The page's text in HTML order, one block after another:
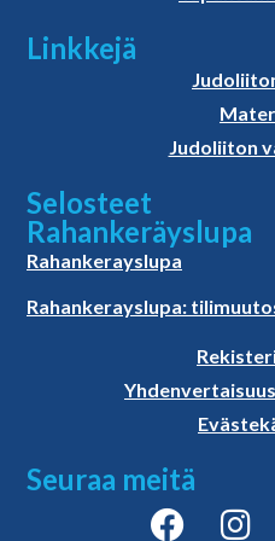
Linkkejä
Judoliiton
Selosteet
Rahankeräyslupa
Rahankerayslupa
Rahankerayslupa:
Seuraa meitä